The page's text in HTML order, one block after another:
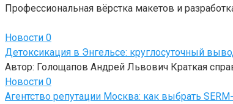
Профессиональная вёрстка макетов и
Новости 0
Детоксикация в Энгельсе: круглосуточный
Автор: Голощапов Андрей Львович Краткая
Новости 0
Агентство репутации Москва: как выбрать